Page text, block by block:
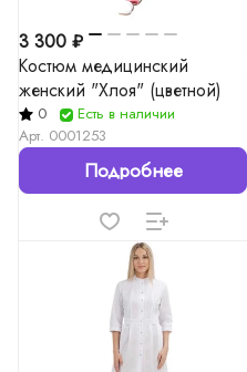
3 300 ₽
Костюм медицинский
женский "Хлоя" (цветной)
0
Есть в наличии
Арт. 0001253
Подробнее